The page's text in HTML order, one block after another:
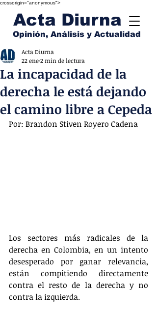
crossorigin="anonymous">
Acta Diurna
Opinión, Análisis y Actualidad
La incapacidad de la
derecha le está dejando
el camino libre a Cepeda
Acta Diurna
22 ene2 min de lectura
Por: Brandon Stiven Royero Cadena
Los sectores más radicales de la
derecha en Colombia, en un intento
desesperado por ganar relevancia,
están compitiendo directamente
contra el resto de la derecha y no
contra la izquierda.